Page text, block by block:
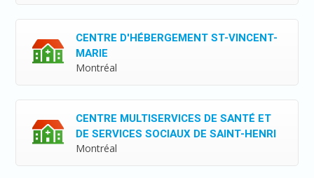
CENTRE D'HÉBERGEMENT ST-VINCENT-
MARIE
Montréal
CENTRE MULTISERVICES DE SANTÉ ET
DE SERVICES SOCIAUX DE SAINT-HENRI
Montréal